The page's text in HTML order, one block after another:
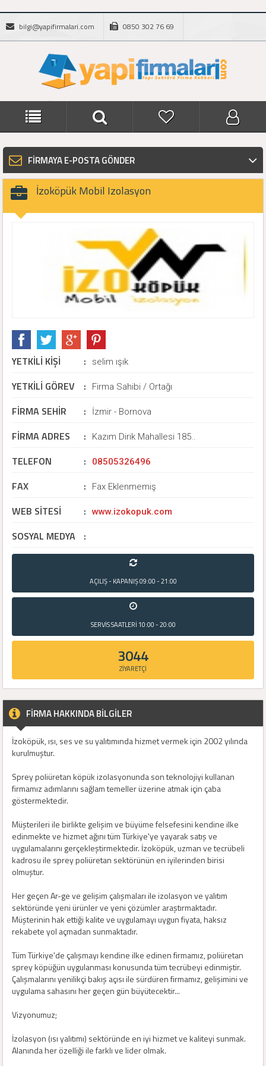
bilgi@yapifirmalari.com 0850 302 76 69
FİRMAYA E-POSTA GÖNDER
İzoköpük Mobil Izolasyon
YETKİLİ KİŞİ : selim ışık
YETKİLİ GÖREV : Firma Sahibi / Ortağı
FİRMA SEHİR : İzmir - Bornova
FİRMA ADRES : Kazım Dirik Mahallesi 185..
TELEFON : 08505326496
FAX : Fax Eklenmemiş
WEB SİTESİ : www.izokopuk.com
SOSYAL MEDYA :
AÇILIŞ - KAPANIŞ09:00 - 21:00
SERVİS SAATLERİ 10:00 - 20:00
3044
ZİYARETÇİ
FİRMA HAKKINDA BİLGİLER
İzoköpük, ısı, ses ve su yalıtımında hizmet vermek için 2002 yılında
kurulmuştur.
Sprey poliüretan köpük izolasyonunda son teknolojiyi kullanan
firmamız adımlarını sağlam temeller üzerine atmak için çaba
göstermektedir.
Müşterileri ile birlikte gelişim ve büyüme felsefesini kendine ilke
edinmekte ve hizmet ağını tüm Türkiye'ye yayarak satış ve
uygulamalarını gerçekleştirmektedir. İzoköpük, uzman ve tecrübeli
kadrosu ile sprey poliüretan sektörünün en iyilerinden birisi
olmuştur.
Her geçen Ar-ge ve gelişim çalışmaları ile izolasyon ve yalıtım
sektöründe yeni ürünler ve yeni çözümler araştırmaktadır.
Müşterinin hak ettiği kalite ve uygulamayı uygun fiyata, haksız
rekabete yol açmadan sunmaktadır.
Tüm Türkiye'de çalışmayı kendine ilke edinen firmamız, poliüretan
sprey köpüğün uygulanması konusunda tüm tecrübeyi edinmiştir.
Çalışmalarını yenilikçi bakış açısı ile sürdüren firmamız, gelişimini ve
uygulama sahasını her geçen gün büyütecektir...
Vizyonumuz;
İzolasyon (ısı yalıtımı) sektöründe en iyi hizmet ve kaliteyi sunmak.
Alanında her özelliği ile farklı ve lider olmak.